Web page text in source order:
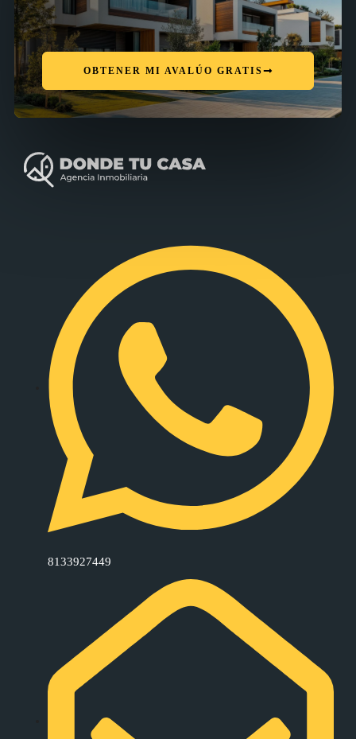
OBTENER MI AVALÚO GRATIS
8133927449